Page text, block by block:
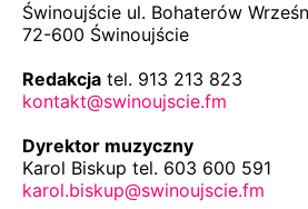
Świnoujście ul. Bohaterów
72-600 Świnoujście
Redakcja tel. 913 213 823
kontakt@swinoujscie.fm
Dyrektor muzyczny
Karol Biskup tel. 603 600 591
karol.biskup@swinoujscie.fm